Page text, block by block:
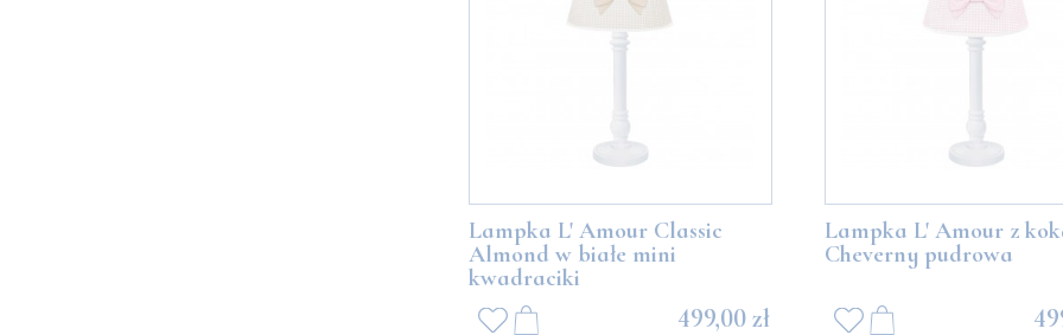
Lampka L' Amour Classic
Almond w białe mini
kwadraciki
499,00 zł
Lampka L' Amour z
Cheverny pudrowa